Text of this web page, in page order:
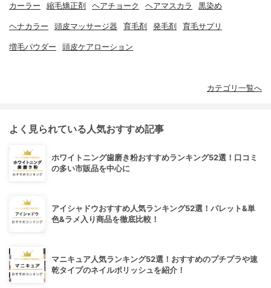
カーラー 縮毛矯正剤 ヘアチョーク ヘアマスカラ 黒染め
ヘナカラー 頭皮マッサージ器 育毛剤 発毛剤 育毛サプリ
増毛パウダー 頭皮ケアローション
カテゴリ一覧へ
よく見られている人気おすすめ記事
ホワイトニング歯磨き粉おすすめランキング52選！口コミ
の多い市販品を中心に
アイシャドウおすすめ人気ランキング52選！パレット&単
色&ラメ入り商品を徹底比較！
マニキュア人気ランキング52選！おすすめのプチプラや速
乾タイプのネイルポリッシュを紹介！